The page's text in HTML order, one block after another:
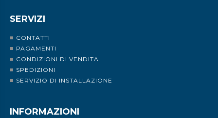
SERVIZI
CONTATTI
PAGAMENTI
CONDIZIONI DI VENDITA
SPEDIZIONI
SERVIZIO DI INSTALLAZIONE
INFORMAZIONI